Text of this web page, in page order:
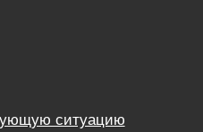
ситуацию